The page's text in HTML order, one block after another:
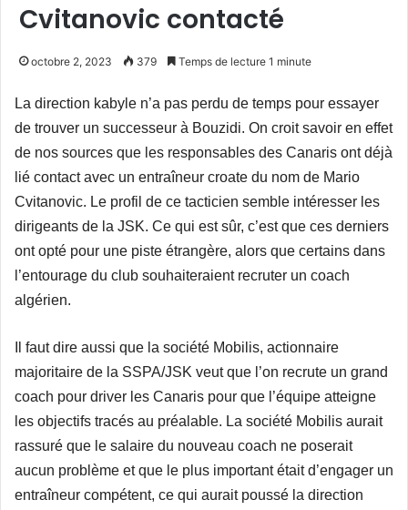
Cvitanovic contacté
octobre 2, 2023 379 Temps de lecture 1 minute
La direction kabyle n’a pas perdu de temps pour essayer
de trouver un successeur à Bouzidi. On croit savoir en effet
de nos sources que les responsables des Canaris ont déjà
lié contact avec un entraîneur croate du nom de Mario
Cvitanovic. Le profil de ce tacticien semble intéresser les
dirigeants de la JSK. Ce qui est sûr, c’est que ces derniers
ont opté pour une piste étrangère, alors que certains dans
l’entourage du club souhaiteraient recruter un coach
algérien.
Il faut dire aussi que la société Mobilis, actionnaire
majoritaire de la SSPA/JSK veut que l’on recrute un grand
coach pour driver les Canaris pour que l’équipe atteigne
les objectifs tracés au préalable. La société Mobilis aurait
rassuré que le salaire du nouveau coach ne poserait
aucun problème et que le plus important était d’engager un
entraîneur compétent, ce qui aurait poussé la direction